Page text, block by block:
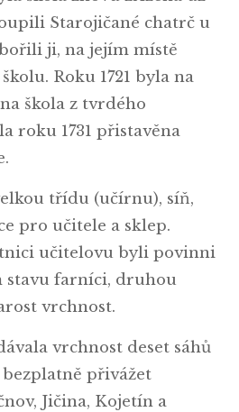
Starojičané chatrč u
ji, na jejím místě
Roku 1721 byla na
škola z tvrdého
roku 1731 přistavěna
třídu (učírnu), síň,
pro učitele a sklep.
učitelovu byli povinni
stavu farníci, druhou
vrchnost.
vrchnost deset sáhů
přivážet
Jičina, Kojetín a